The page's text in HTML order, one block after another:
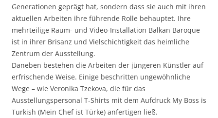
Generationen geprägt hat, sondern dass sie auch mit ihren
aktuellen Arbeiten ihre führende Rolle behauptet. Ihre
mehrteilige Raum- und Video-Installation Balkan Baroque
ist in ihrer Brisanz und Vielschichtigkeit das heimliche
Zentrum der Ausstellung.
Daneben bestehen die Arbeiten der jüngeren Künstler auf
erfrischende Weise. Einige beschritten ungewöhnliche
Wege – wie Veronika Tzekova, die für das
Ausstellungspersonal T-Shirts mit dem Aufdruck My Boss is
Turkish (Mein Chef ist Türke) anfertigen ließ.